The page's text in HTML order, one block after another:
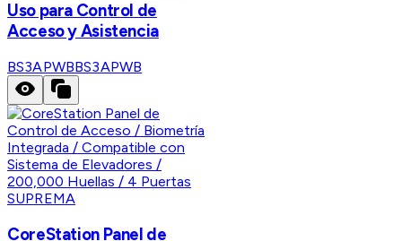
Uso para Control de
Acceso y Asistencia
BS3APWBBS3APWB
SUPREMA
CoreStation Panel de